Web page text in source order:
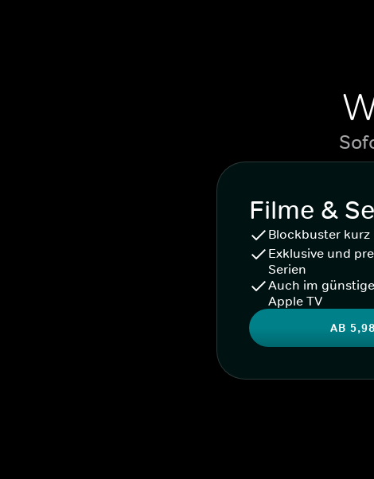
Filme &
Blockbuster kurz
Exklusive und
Serien
Auch im
Apple TV
AB